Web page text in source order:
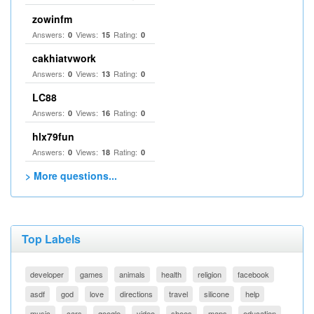
zowinfm
Answers: 0 Views: 15 Rating: 0
cakhiatvwork
Answers: 0 Views: 13 Rating: 0
LC88
Answers: 0 Views: 16 Rating: 0
hlx79fun
Answers: 0 Views: 18 Rating: 0
> More questions...
Top Labels
developer games animals health religion
facebook
asdf
god love directions travel silicone
help